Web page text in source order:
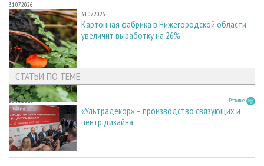
31.07.2026
31.07.2026
Картонная фабрика в Нижегородской области
увеличит выработку на 26%
СТАТЬИ ПО ТЕМЕ
23.03.2026 Развитие
«Ультрадекор» – производство связующих и
центр дизайна